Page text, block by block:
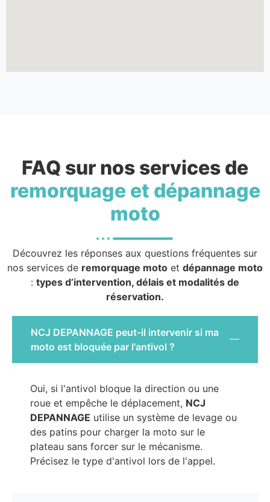
FAQ sur nos services de
remorquage et dépannage
moto
Découvrez les réponses aux questions fréquentes sur
nos services de remorquage moto et dépannage moto
: types d’intervention, délais et modalités de
réservation.
NCJ DEPANNAGE peut-il intervenir si ma
moto est bloquée par l'antivol ?
Oui, si l'antivol bloque la direction ou une
roue et empêche le déplacement, NCJ
DEPANNAGE utilise un système de levage ou
des patins pour charger la moto sur le
plateau sans forcer sur le mécanisme.
Précisez le type d'antivol lors de l'appel.